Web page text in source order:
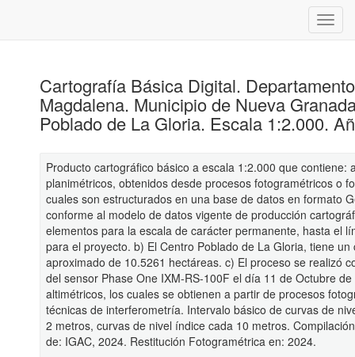
Cartografía Básica Digital.
Magdalena. Municipio de Nueva
Poblado de La Gloria. Escala 1:2.000.
Producto cartográfico básico a escala 1:2.000 que contiene:
planimétricos, obtenidos desde procesos fotogramétricos o
cuales son estructurados en una base de datos en formato
conforme al modelo de datos vigente de producción
elementos para la escala de carácter permanente, hasta el
para el proyecto. b) El Centro Poblado de La Gloria, tiene un
aproximado de 10.5261 hectáreas. c) El proceso se realizó
del sensor Phase One IXM-RS-100F el día 11 de Octubre
altimétricos, los cuales se obtienen a partir de procesos
técnicas de interferometría. Intervalo básico de curvas de
2 metros, curvas de nivel índice cada 10 metros.
de: IGAC, 2024. Restitución Fotogramétrica en: 2024.